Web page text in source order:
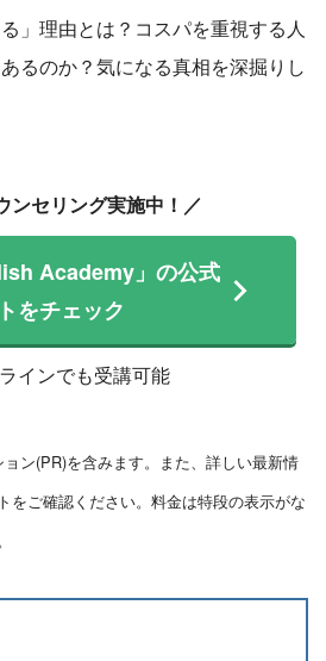
」理由とは？コスパを重視する人
るのか？気になる真相を深掘りし
ンセリング実施中！／
Academy」の公式
をチェック
インでも受講可能
ン(PR)を含みます。また、詳しい最新情
をご確認ください。料金は特段の表示がな